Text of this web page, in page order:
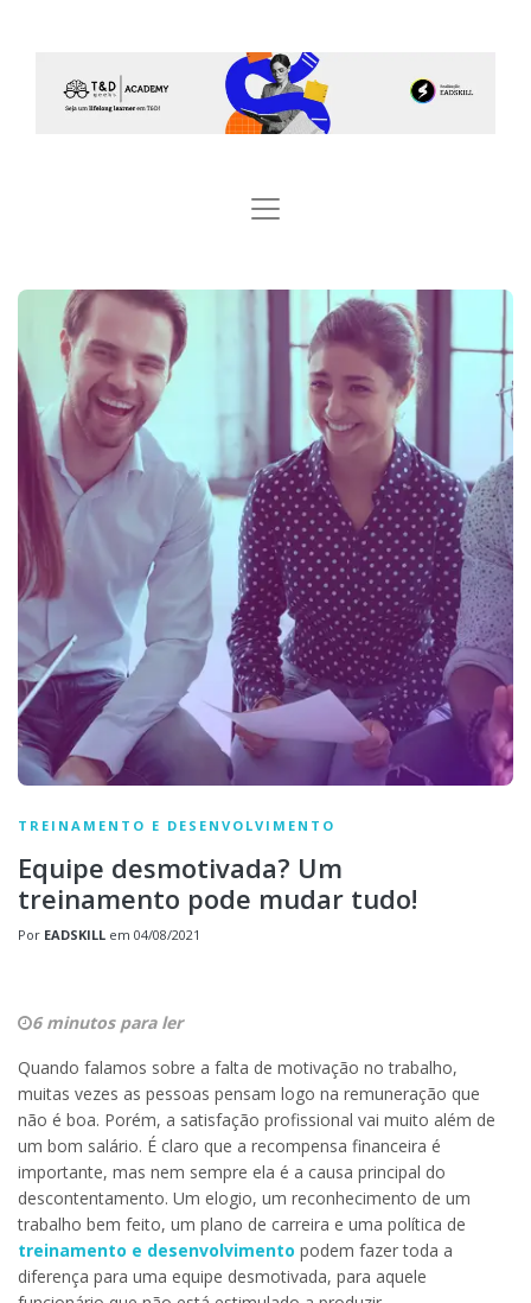
TREINAMENTO E DESENVOLVIMENTO
Equipe desmotivada? Um
treinamento pode mudar tudo!
Por EADSKILL em 04/08/2021
6 minutos para ler
Quando falamos sobre a falta de motivação no trabalho,
muitas vezes as pessoas pensam logo na remuneração que
não é boa. Porém, a satisfação profissional vai muito além de
um bom salário. É claro que a recompensa financeira é
importante, mas nem sempre ela é a causa principal do
descontentamento. Um elogio, um reconhecimento de um
trabalho bem feito, um plano de carreira e uma política de
treinamento e desenvolvimento podem fazer toda a
diferença para uma equipe desmotivada, para aquele